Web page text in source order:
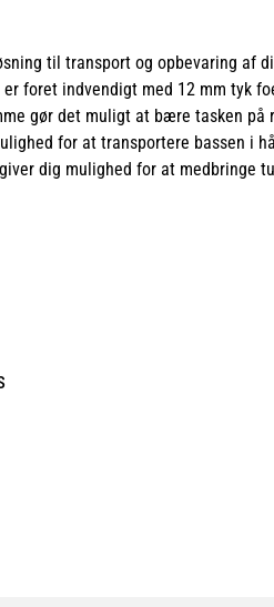
til transport og opbevaring af
foret indvendigt med 12 mm tyk
gør det muligt at bære tasken på
for at transportere bassen i
dig mulighed for at medbringe